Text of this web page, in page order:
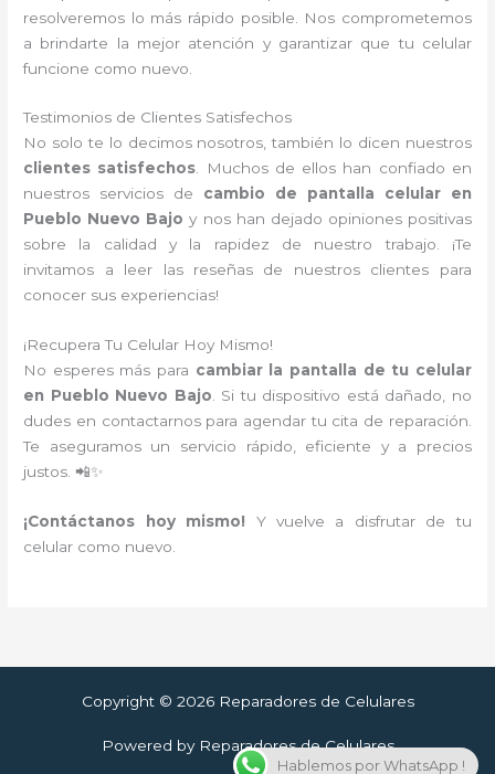
resolveremos lo más rápido posible. Nos comprometemos
a brindarte la mejor atención y garantizar que tu celular
funcione como nuevo.
Testimonios de Clientes Satisfechos
No solo te lo decimos nosotros, también lo dicen nuestros
clientes satisfechos. Muchos de ellos han confiado en
nuestros servicios de cambio de pantalla celular en
Pueblo Nuevo Bajo y nos han dejado opiniones positivas
sobre la calidad y la rapidez de nuestro trabajo. ¡Te
invitamos a leer las reseñas de nuestros clientes para
conocer sus experiencias!
¡Recupera Tu Celular Hoy Mismo!
No esperes más para cambiar la pantalla de tu celular
en Pueblo Nuevo Bajo. Si tu dispositivo está dañado, no
dudes en contactarnos para agendar tu cita de reparación.
Te aseguramos un servicio rápido, eficiente y a precios
justos. 📲✨
¡Contáctanos hoy mismo! Y vuelve a disfrutar de tu
celular como nuevo.
Copyright © 2026 Reparadores de Celulares
Powered by Reparadores de Celulares
Hablemos por WhatsApp !